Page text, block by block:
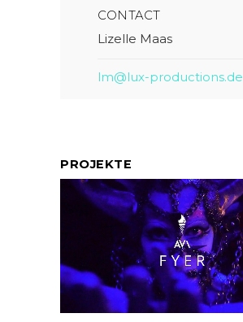
CONTACT
Lizelle Maas
lm@lux-productions.de
PROJEKTE